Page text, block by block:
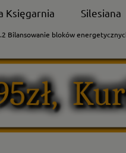
Księgarnia Silesiana
Bilansowanie bloków